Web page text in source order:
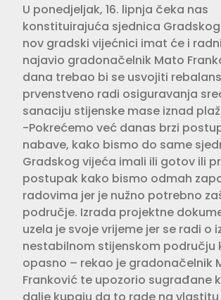
U ponedjeljak, 16. lipnja čeka nas
konstituirajuća sjednica
nov gradski vijećnici imat će i
najavio gradonačelnik Mato
dana trebao bi se usvojiti
prvenstveno radi osiguravanja
sanaciju stijenske mase iznad
-Pokrećemo već danas brzi
nabave, kako bismo do same
Gradskog vijeća imali ili gotov ili
postupak kako bismo odmah
radovima jer je nužno potrebno
područje. Izrada projektne
uzela je svoje vrijeme jer se radi o
nestabilnom stijenskom području
opasno – rekao je gradonačelnik
Franković te upozorio sugrađane